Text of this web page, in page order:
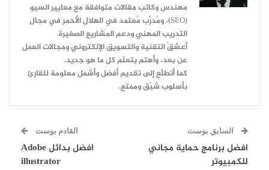
مهندس وكاتب مقالات متوافقة مع معايير السيو
(SEO)، ومُدرِّب مُعتمد في الهلال الأحمر في مجال
التدريب المهني ودعم المشاريع الصغيرة.
أعشقُ التقنية والتسويق الإلكتروني ومجالات العمل
عن بعد، وأهتم بتعلّم كل ما هو جديد.
كما أتطلّع إلى تقديم أفضل وأشمل معلومة للقارئ
بأسلوب شيّق وممتع.
السابق بوست
افضل برنامج حماية مجاني
للكمبيوتر
القادم بوست
افضل بدائل Adobe
illustrator